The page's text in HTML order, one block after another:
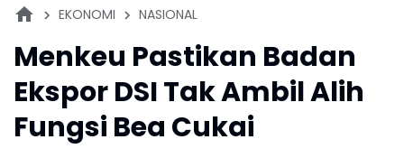
EKONOMI NASIONAL
Menkeu Pastikan Badan
Ekspor DSI Tak Ambil Alih
Fungsi Bea Cukai